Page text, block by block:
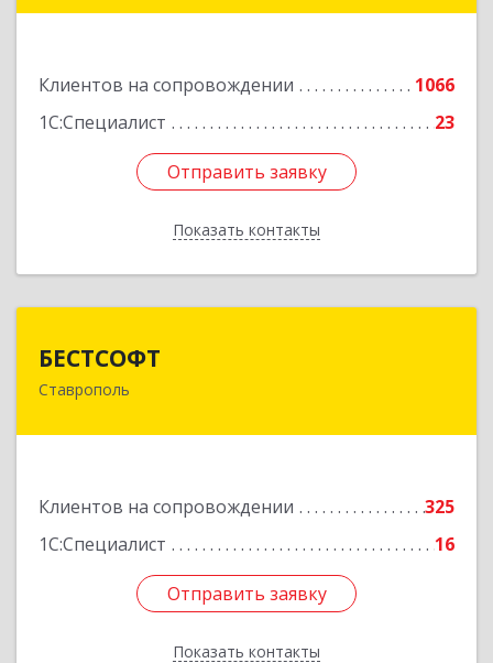
Клиентов на сопровождении
1066
1С:Специалист
23
Отправить заявку
Показать контакты
Отправить заявку
Назад
БЕСТСОФТ
Ставрополь
Клиентов на сопровождении
325
1С:Специалист
16
Отправить заявку
Показать контакты
355011, Ставропольский край, Ставрополь г,
Отправить заявку
Назад